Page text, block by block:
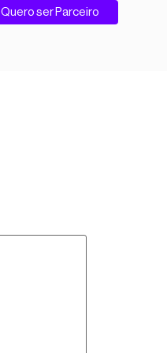
Quero ser Parceiro